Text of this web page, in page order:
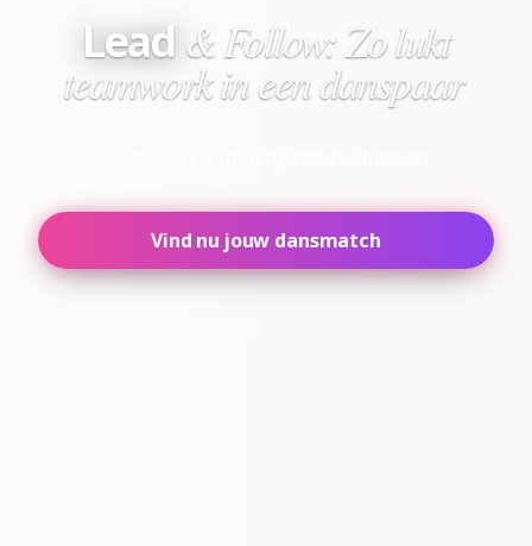
Lead& Follow: Zo lukt
teamwork in een danspaar
Vind nu jouw dansmatch